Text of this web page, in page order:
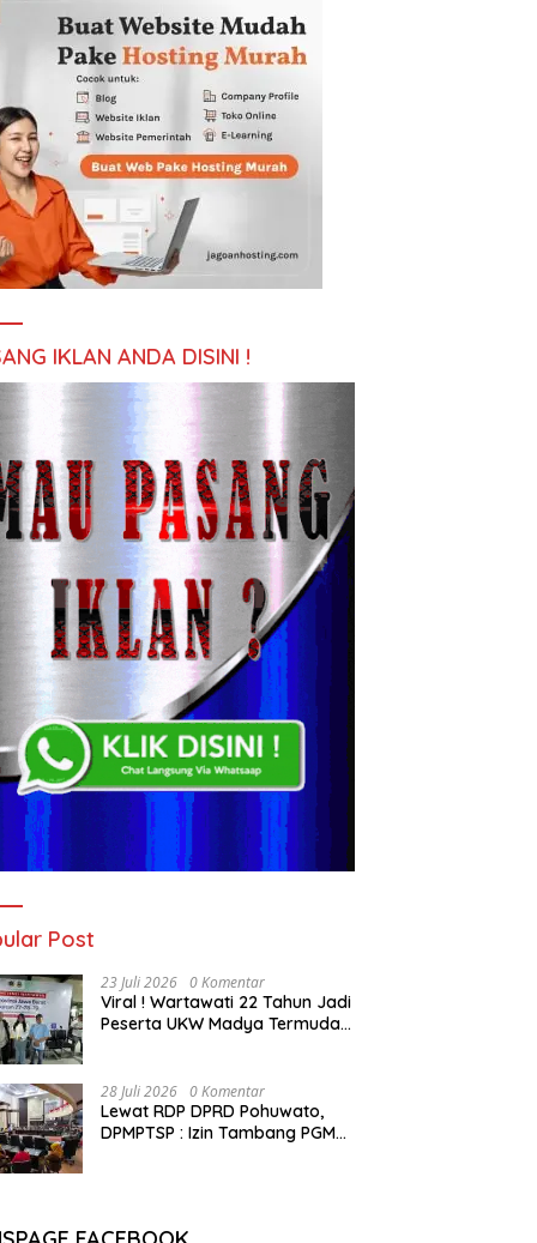
IKLAN ANDA DISINI !
Post
23 Juli 2026 0 Komentar
Viral ! Wartawati 22 Tahun Jadi
Peserta UKW Madya Termuda
28 Juli 2026 0 Komentar
Lewat RDP DPRD Pohuwato,
DPMPTSP : Izin Tambang PGM